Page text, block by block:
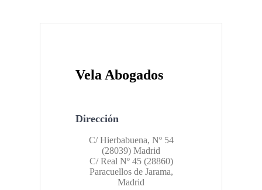
Vela Abogados
Dirección
C/ Hierbabuena, Nº 54
(28039) Madrid
C/ Real Nº 45 (28860)
Paracuellos de Jarama,
Madrid